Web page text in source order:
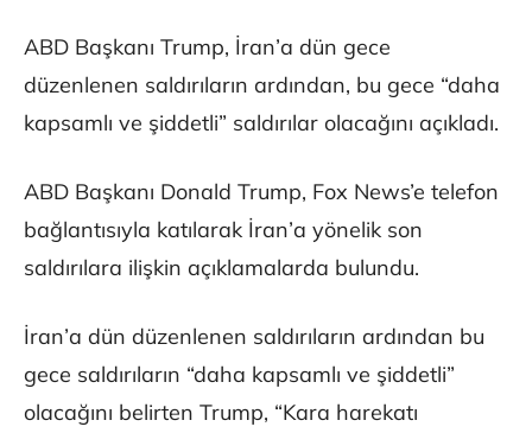
ABD Başkanı Trump, İran’a dün gece
düzenlenen saldırıların ardından, bu gece “daha
kapsamlı ve şiddetli” saldırılar olacağını açıkladı.
ABD Başkanı Donald Trump, Fox News’e telefon
bağlantısıyla katılarak İran’a yönelik son
saldırılara ilişkin açıklamalarda bulundu.
İran’a dün düzenlenen saldırıların ardından bu
gece saldırıların “daha kapsamlı ve şiddetli”
olacağını belirten Trump, “Kara harekatı